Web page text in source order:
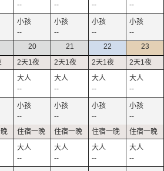
--
--
--
--
--
--
--
--
20
--
--
--
21
--
--
--
22
--
--
--
23
--
--
--